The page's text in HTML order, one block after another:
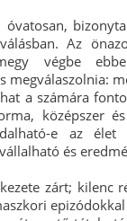
óvatosan,
Az
végbe
megválaszolnia:
a számára
középszer
e az
és
zárt; kilenc